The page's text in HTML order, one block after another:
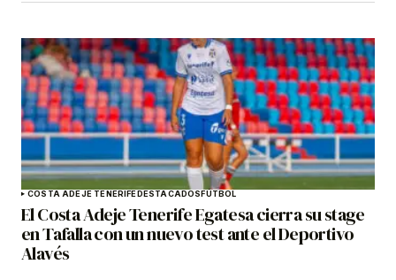
COSTA ADEJE TENERIFEDESTACADOSFÚTBOL
El Costa Adeje Tenerife Egatesa cierra su stage
en Tafalla con un nuevo test ante el Deportivo
Alavés